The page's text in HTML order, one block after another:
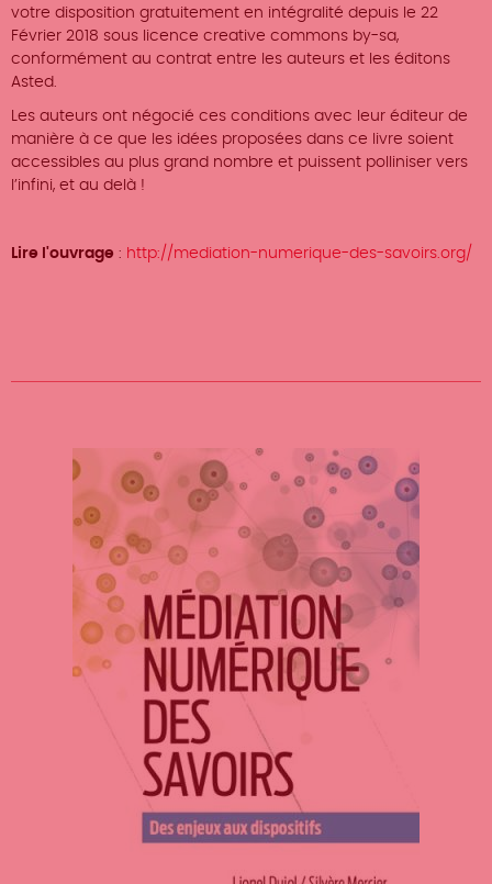
votre disposition gratuitement en intégralité depuis le 22
Février 2018 sous licence creative commons by-sa,
conformément au contrat entre les auteurs et les éditons
Asted.
Les auteurs ont négocié ces conditions avec leur éditeur de
manière à ce que les idées proposées dans ce livre soient
accessibles au plus grand nombre et puissent polliniser vers
l’infini, et au delà !
Lire l'ouvrage : http://mediation-numerique-des-savoirs.org/